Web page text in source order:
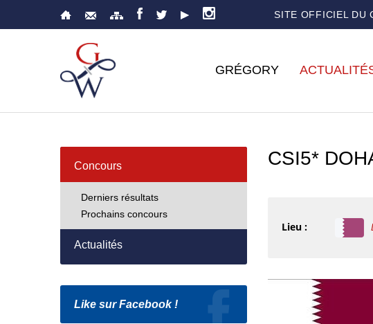
SITE OFFICIEL DU
GRÉGORY
Concours
Derniers résultats
Prochains concours
Actualités
Like sur Facebook !
CSI5*
Lieu :